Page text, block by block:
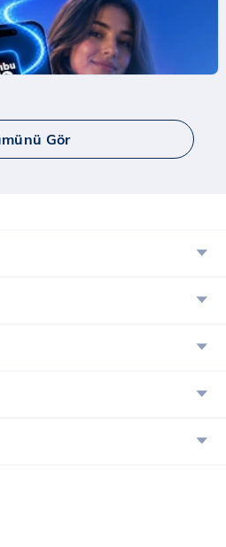
Store Harcamana
Store'da ilk harcamana
İnternet Kampanyası
Gör